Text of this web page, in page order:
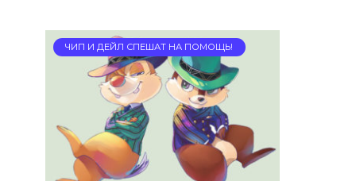
ЧИП И ДЕЙЛ СПЕШАТ НА ПОМОЩЬ!